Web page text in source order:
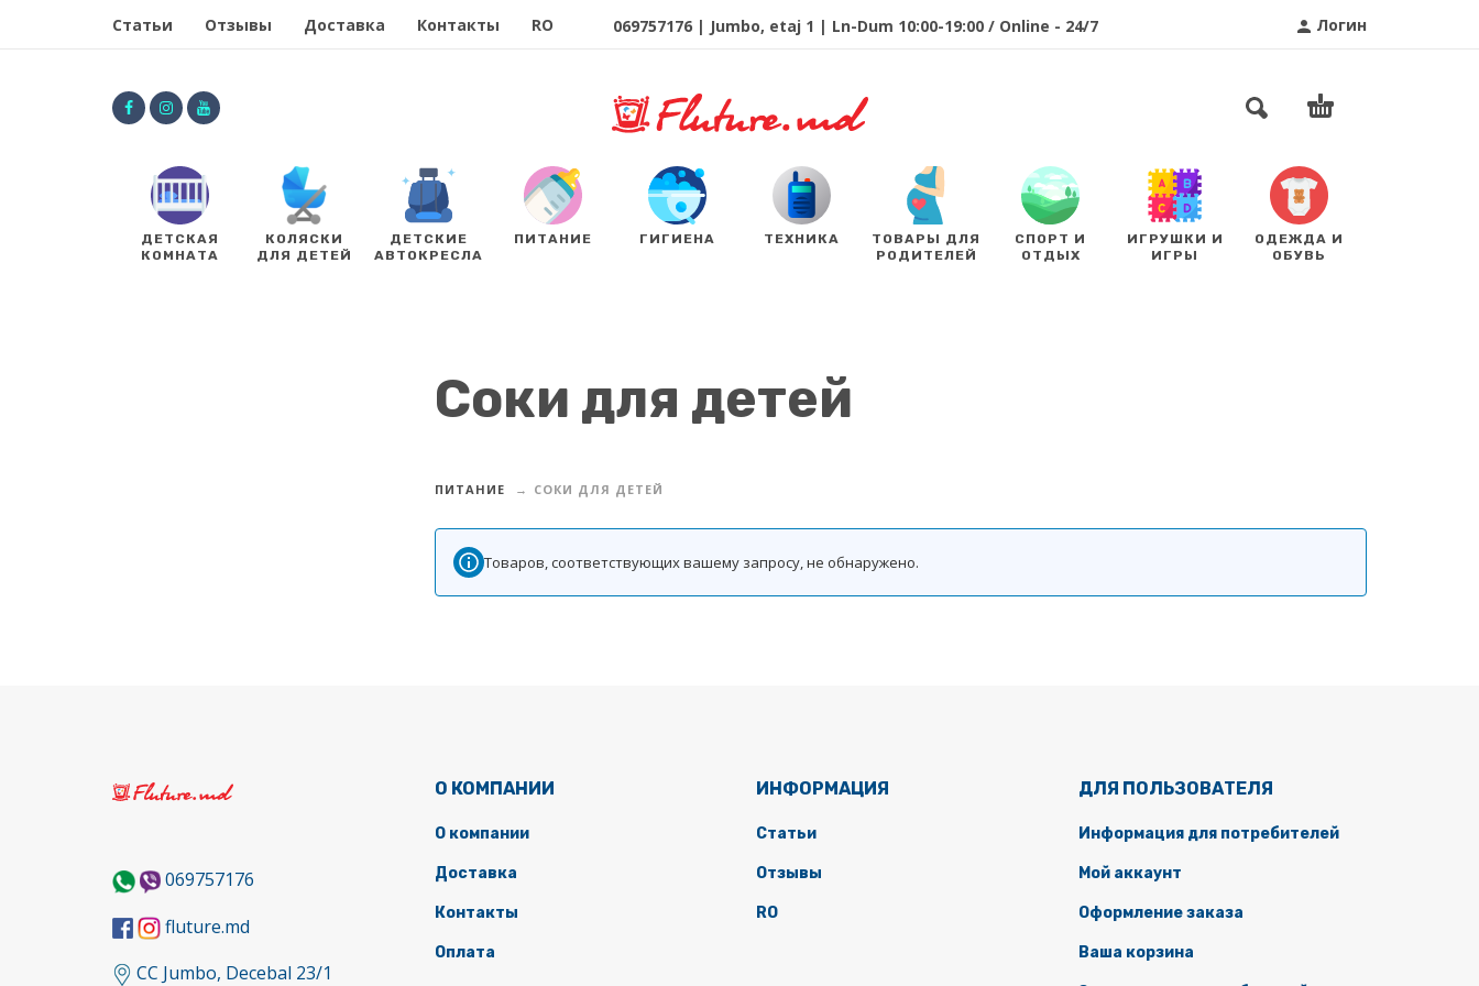
Логин
Статьи Отзывы Доставка Контакты RO 069757176 | Jumbo, etaj 1 | Ln-Dum 10:00-19:00 / Online - 24/7
ДЕТСКАЯ
КОМНАТА
КОЛЯСКИ
ДЛЯ ДЕТЕЙ
ДЕТСКИЕ
АВТОКРЕСЛА
ПИТАНИЕ ГИГИЕНА ТЕХНИКА
ТОВАРЫ ДЛЯ
РОДИТЕЛЕЙ
СПОРТ И
ОТДЫХ
ИГРУШКИ И
ИГРЫ
ОДЕЖДА И
ОБУВЬ
Соки для детей
ПИТАНИЕ СОКИ ДЛЯ ДЕТЕЙ
Товаров, соответствующих вашему запросу, не обнаружено.
069757176
fluture.md
CC Jumbo, Decebal 23/1
О КОМПАНИИ
О компании
Доставка
Контакты
Оплата
ИНФОРМАЦИЯ
Статьи
Отзывы
RO
ДЛЯ ПОЛЬЗОВАТЕЛЯ
Информация для потребителей
Мой аккаунт
Оформление заказа
Ваша корзина